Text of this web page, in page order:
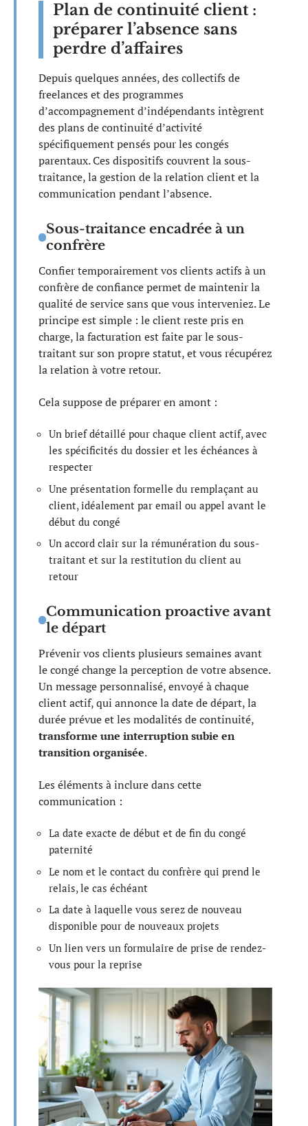
Plan de continuité client :
préparer l’absence sans
perdre d’affaires
Depuis quelques années, des collectifs de
freelances et des programmes
d’accompagnement d’indépendants intègrent
des plans de continuité d’activité
spécifiquement pensés pour les congés
parentaux. Ces dispositifs couvrent la sous-
traitance, la gestion de la relation client et la
communication pendant l’absence.
Sous-traitance encadrée à un
confrère
Confier temporairement vos clients actifs à un
confrère de confiance permet de maintenir la
qualité de service sans que vous interveniez. Le
principe est simple : le client reste pris en
charge, la facturation est faite par le sous-
traitant sur son propre statut, et vous récupérez
la relation à votre retour.
Cela suppose de préparer en amont :
Un brief détaillé pour chaque client actif, avec
les spécificités du dossier et les échéances à
respecter
Une présentation formelle du remplaçant au
client, idéalement par email ou appel avant le
début du congé
Un accord clair sur la rémunération du sous-
traitant et sur la restitution du client au
retour
Communication proactive avant
le départ
Prévenir vos clients plusieurs semaines avant
le congé change la perception de votre absence.
Un message personnalisé, envoyé à chaque
client actif, qui annonce la date de départ, la
durée prévue et les modalités de continuité,
transforme une interruption subie en
transition organisée.
Les éléments à inclure dans cette
communication :
La date exacte de début et de fin du congé
paternité
Le nom et le contact du confrère qui prend le
relais, le cas échéant
La date à laquelle vous serez de nouveau
disponible pour de nouveaux projets
Un lien vers un formulaire de prise de rendez-
vous pour la reprise